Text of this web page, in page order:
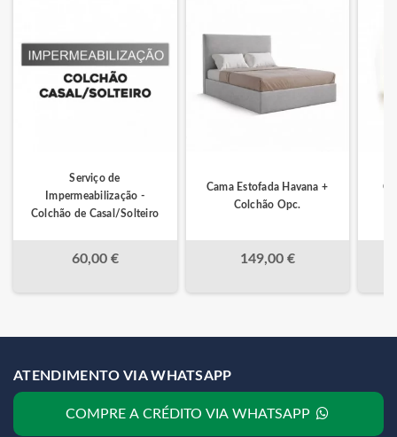
Serviço de
Impermeabilização -
Colchão de Casal/Solteiro
60,00 €
Cama Estofada Havana +
Colchão Opc.
149,00 €
ATENDIMENTO VIA WHATSAPP
COMPRE A CRÉDITO VIA WHATSAPP